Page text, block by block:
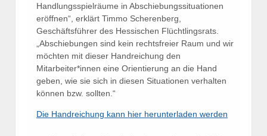
Handlungsspielräume in Abschiebungssituationen
eröffnen“, erklärt Timmo Scherenberg,
Geschäftsführer des Hessischen Flüchtlingsrats.
„Abschiebungen sind kein rechtsfreier Raum und wir
möchten mit dieser Handreichung den
Mitarbeiter*innen eine Orientierung an die Hand
geben, wie sie sich in diesen Situationen verhalten
können bzw. sollten.“
Die Handreichung kann hier herunterladen werden